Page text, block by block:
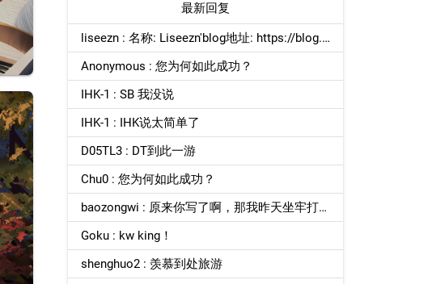
最新回复
liseezn : 名称: Liseezn'blog地址: https://blog.liseezn.top图标: https://blog.liseezn.top/logo.webp描述: 分享个人学习，项目，及...
Anonymous : 您为何如此成功？
IHK-1 : SB 我没说
IHK-1 : IHK说太简单了
D05TL3 : DT到此一游
Chu0 : 您为何如此成功？
baozongwi : 原来你写了啊，那我昨天坐牢打的算什么😱
Goku : kw king！
shenghuo2 : 羡慕到处旅游